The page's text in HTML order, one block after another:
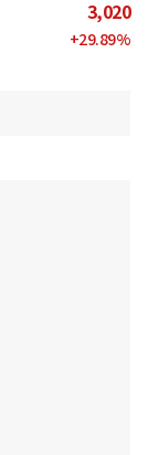
3,020
+29.89%